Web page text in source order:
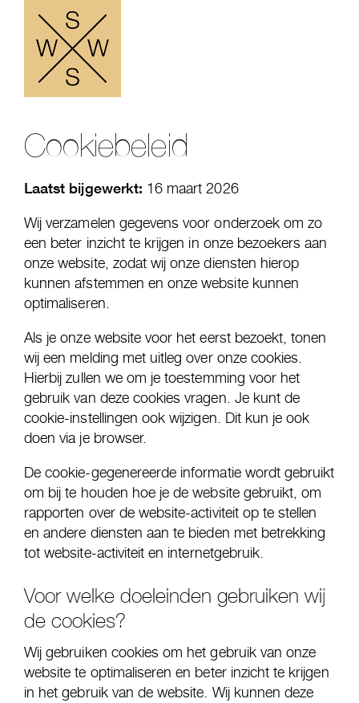
Cookiebeleid
Laatst bijgewerkt: 16 maart 2026
Wij verzamelen gegevens voor onderzoek om zo
een beter inzicht te krijgen in onze bezoekers aan
onze website, zodat wij onze diensten hierop
kunnen afstemmen en onze website kunnen
optimaliseren.
Als je onze website voor het eerst bezoekt, tonen
wij een melding met uitleg over onze cookies.
Hierbij zullen we om je toestemming voor het
gebruik van deze cookies vragen. Je kunt de
cookie-instellingen ook wijzigen. Dit kun je ook
doen via je browser.
De cookie-gegenereerde informatie wordt gebruikt
om bij te houden hoe je de website gebruikt, om
rapporten over de website-activiteit op te stellen
en andere diensten aan te bieden met betrekking
tot website-activiteit en internetgebruik.
Voor welke doeleinden gebruiken wij
de cookies?
Wij gebruiken cookies om het gebruik van onze
website te optimaliseren en beter inzicht te krijgen
in het gebruik van de website. Wij kunnen deze